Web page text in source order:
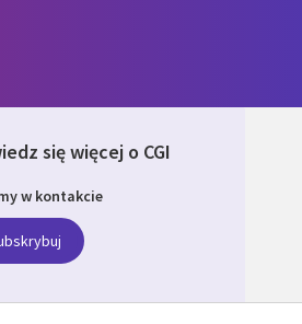
się więcej o CGI
w kontakcie